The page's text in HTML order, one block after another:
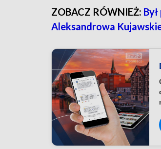
ZOBACZ RÓWNIEŻ:
Aleksandrowa